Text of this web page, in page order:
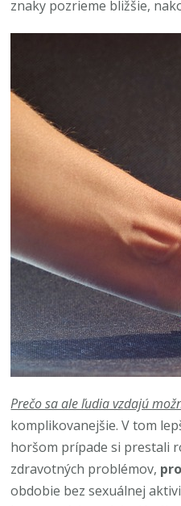
znaky pozrieme bližšie,
Prečo sa ale ľudia vzdajú
komplikovanejšie. V tom
horšom prípade si prestali
zdravotných problémov,
obdobie bez sexuálnej